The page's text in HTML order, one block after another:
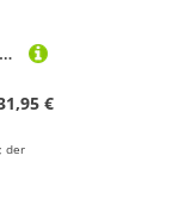
Pirelli Cinturato Adventure Gravel Reifen
€
der